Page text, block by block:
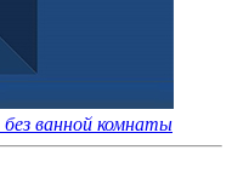
без ванной комнаты